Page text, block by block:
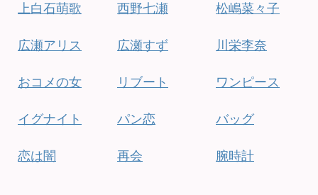
上白石萌歌
広瀬アリス
おコメの女
イグナイト
恋は闇
西野七瀬
広瀬すず
リブート
パン恋
再会
松嶋菜々子
川栄李奈
ワンピース
バッグ
腕時計